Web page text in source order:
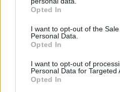
grant or deny consent to
use your data for below
consent section.
Opted In
I want to opt-out of the
Personal Data.
Opted In
I want to opt-out of
Personal Data for Targeted
Opted In
Σφουγγάτο: 8 τρόποι να το
απλό μέχρι το πιο πλούσιο
Ποιες είναι οι ομοιότητες
μέλισσες και τις σφήκες
πριν 26 λεπτά
Σαλάχ: Αποθεώθηκε από
πριν 32 λεπτά